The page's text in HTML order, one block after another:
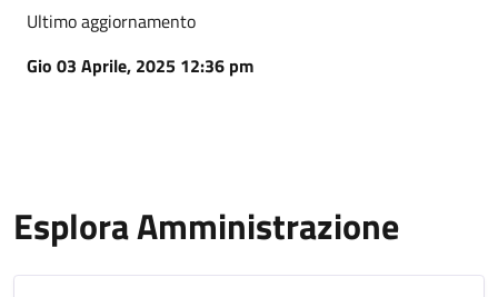
Ultimo aggiornamento
Gio 03 Aprile, 2025 12:36 pm
Esplora Amministrazione